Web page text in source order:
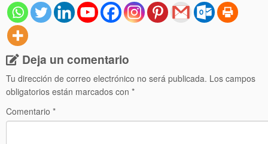
Deja un comentario
Tu dirección de correo electrónico no será publicada. Los campos
obligatorios están marcados con *
Comentario *